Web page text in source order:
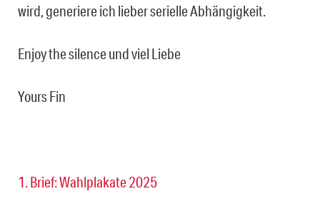
wird, generiere ich lieber serielle Abhängigkeit.
Enjoy the silence und viel Liebe
Yours Fin
1. Brief: Wahlplakate 2025